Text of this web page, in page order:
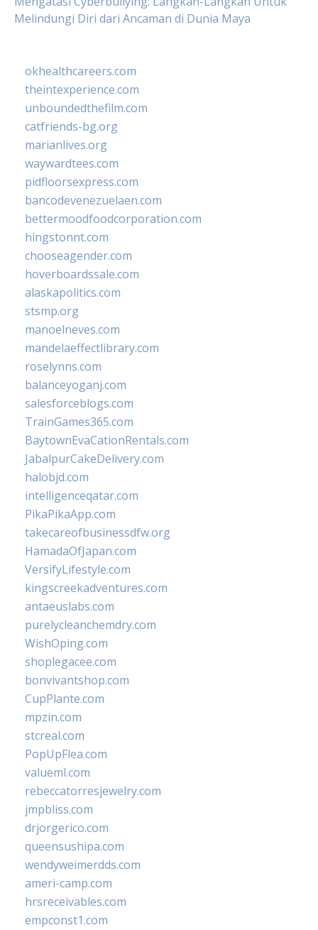
Melindungi Diri dari Ancaman di Dunia Maya
okhealthcareers.com
theintexperience.com
unboundedthefilm.com
catfriends-bg.org
marianlives.org
waywardtees.com
pidfloorsexpress.com
bancodevenezuelaen.com
bettermoodfoodcorporation.com
hingstonnt.com
chooseagender.com
hoverboardssale.com
alaskapolitics.com
stsmp.org
manoelneves.com
mandelaeffectlibrary.com
roselynns.com
balanceyoganj.com
salesforceblogs.com
TrainGames365.com
BaytownEvaCationRentals.com
JabalpurCakeDelivery.com
halobjd.com
intelligenceqatar.com
PikaPikaApp.com
takecareofbusinessdfw.org
HamadaOfJapan.com
VersifyLifestyle.com
kingscreekadventures.com
antaeuslabs.com
purelycleanchemdry.com
WishOping.com
shoplegacee.com
bonvivantshop.com
CupPlante.com
mpzin.com
stcreal.com
PopUpFlea.com
valueml.com
rebeccatorresjewelry.com
jmpbliss.com
drjorgerico.com
queensushipa.com
wendyweimerdds.com
ameri-camp.com
hrsreceivables.com
empconst1.com